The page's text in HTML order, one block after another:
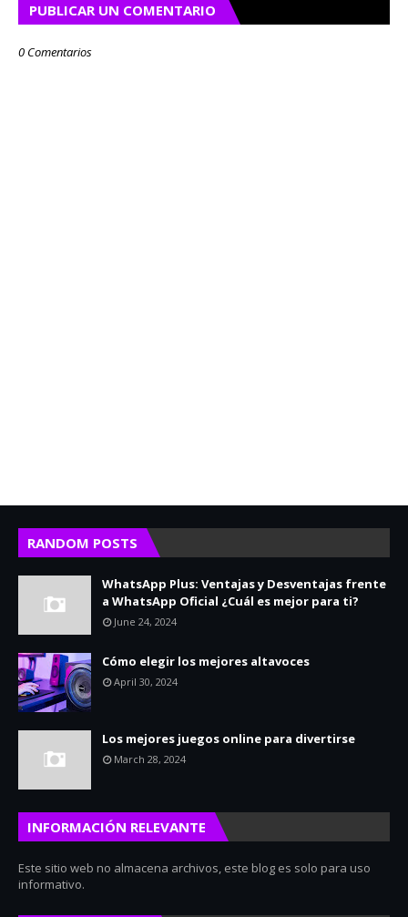
PUBLICAR UN COMENTARIO
0 Comentarios
RANDOM POSTS
WhatsApp Plus: Ventajas y Desventajas frente
a WhatsApp Oficial ¿Cuál es mejor para ti?
June 24, 2024
Cómo elegir los mejores altavoces
April 30, 2024
Los mejores juegos online para divertirse
March 28, 2024
INFORMACIÓN RELEVANTE
Este sitio web no almacena archivos, este blog es solo para uso
informativo.